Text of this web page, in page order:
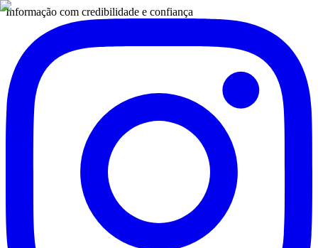
Informação com credibilidade e confiança